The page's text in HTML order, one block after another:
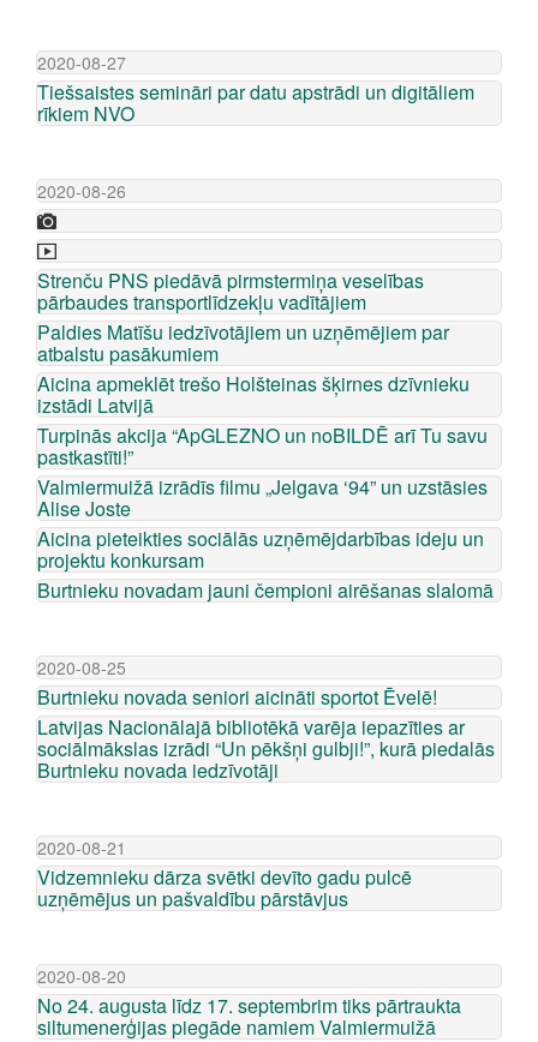
2020-08-27
Tiešsaistes semināri par datu apstrādi un digitāliem
rīkiem NVO
2020-08-26
Strenču PNS piedāvā pirmstermiņa veselības
pārbaudes transportlīdzekļu vadītājiem
Paldies Matīšu iedzīvotājiem un uzņēmējiem par
atbalstu pasākumiem
Aicina apmeklēt trešo Holšteinas šķirnes dzīvnieku
izstādi Latvijā
Turpinās akcija “ApGLEZNO un noBILDĒ arī Tu savu
pastkastīti!”
Valmiermuižā izrādīs filmu „Jelgava ‘94” un uzstāsies
Alise Joste
Aicina pieteikties sociālās uzņēmējdarbības ideju un
projektu konkursam
Burtnieku novadam jauni čempioni airēšanas slalomā
2020-08-25
Burtnieku novada seniori aicināti sportot Ēvelē!
Latvijas Nacionālajā bibliotēkā varēja iepazīties ar
sociālmākslas izrādi “Un pēkšņi gulbji!”, kurā piedalās
Burtnieku novada iedzīvotāji
2020-08-21
Vidzemnieku dārza svētki devīto gadu pulcē
uzņēmējus un pašvaldību pārstāvjus
2020-08-20
No 24. augusta līdz 17. septembrim tiks pārtraukta
siltumenerģijas piegāde namiem Valmiermuižā